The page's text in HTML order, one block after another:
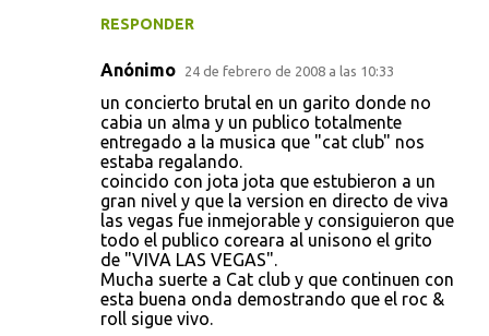
RESPONDER
Anónimo 24 de febrero de 2008 a las 10:33
un concierto brutal en un garito donde no
cabia un alma y un publico totalmente
entregado a la musica que "cat club" nos
estaba regalando.
coincido con jota jota que estubieron a un
gran nivel y que la version en directo de viva
las vegas fue inmejorable y consiguieron que
todo el publico coreara al unisono el grito
de "VIVA LAS VEGAS".
Mucha suerte a Cat club y que continuen con
esta buena onda demostrando que el roc &
roll sigue vivo.